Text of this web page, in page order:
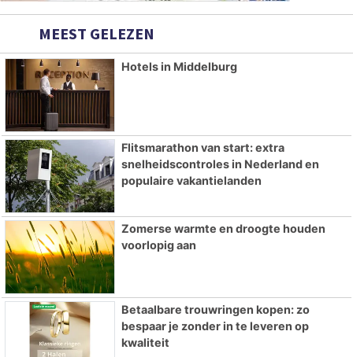
MEEST GELEZEN
Hotels in Middelburg
Flitsmarathon van start: extra
snelheidscontroles in Nederland en
populaire vakantielanden
Zomerse warmte en droogte houden
voorlopig aan
Betaalbare trouwringen kopen: zo
bespaar je zonder in te leveren op
kwaliteit